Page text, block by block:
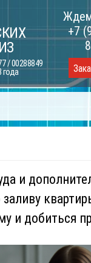
/ 00288849
года
+7
и
заливу
и добиться